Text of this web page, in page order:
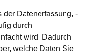
der Datenerfassung, -
durch
wird. Dadurch
welche Daten Sie